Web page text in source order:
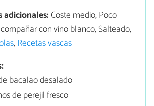
adicionales:Coste medio, Poco
con vino blanco, Salteado,
,Recetas vascas
bacalao desalado
de perejil fresco